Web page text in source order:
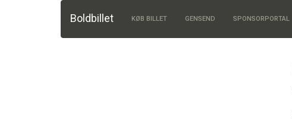
Boldbillet KØB BILLET GENSEND SPONSORPORTAL